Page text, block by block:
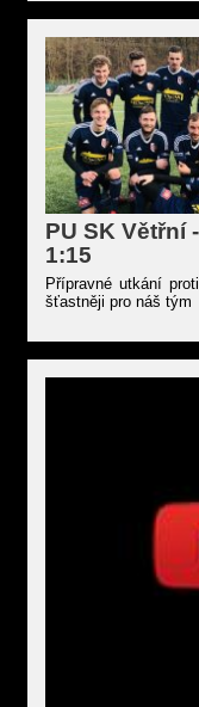
PU SK Větřní
1:15
Přípravné utkání
šťastněji pro náš tým